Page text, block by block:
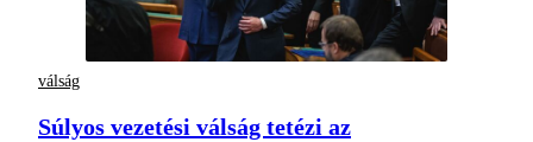
válság
Súlyos vezetési válság tetézi az